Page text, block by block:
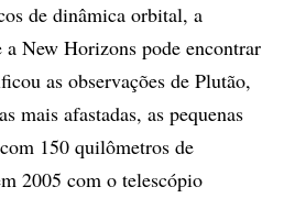
de dinâmica orbital, a
a New Horizons pode encontrar
as observações de Plutão,
mais afastadas, as pequenas
150 quilômetros de
2005 com o telescópio